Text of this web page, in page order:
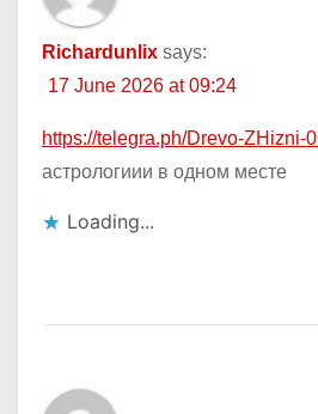
Richardunlix says:
17 June 2026 at 09:24
https://telegra.ph/Drevo-ZHizni-
астрологиии в одном месте
Loading...